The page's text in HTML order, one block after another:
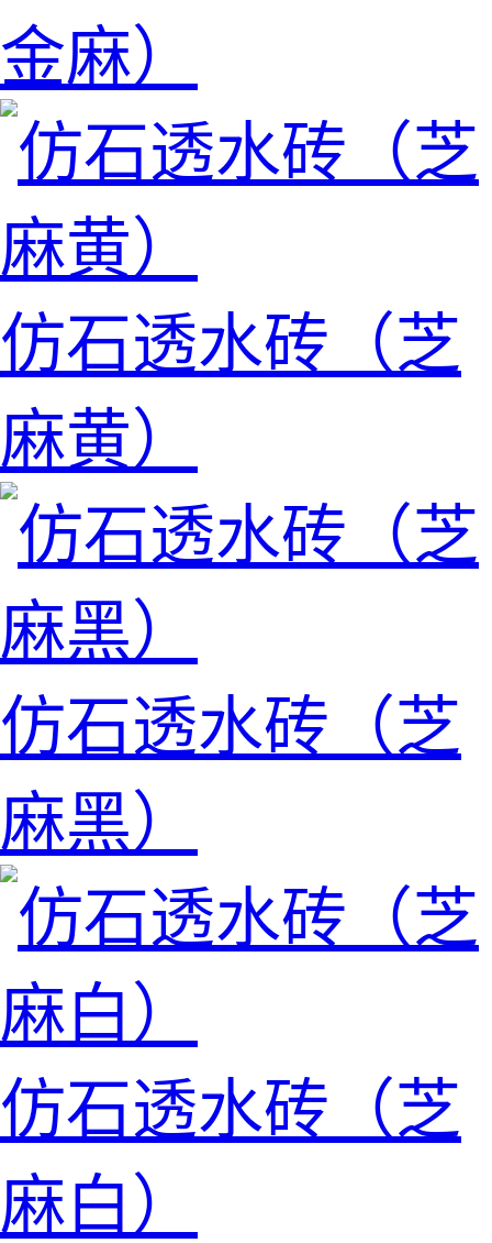
金麻）
仿石透水砖（芝
麻黄）
仿石透水砖（芝
麻黑）
仿石透水砖（芝
麻白）